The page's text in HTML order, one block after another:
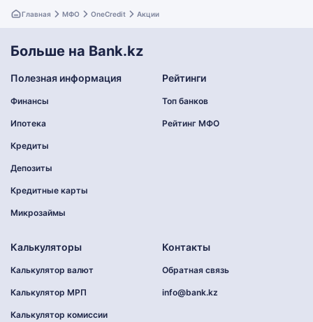
Главная МФО OneCredit Акции
Больше на Bank.kz
Полезная информация
Финансы
Ипотека
Кредиты
Депозиты
Кредитные карты
Микрозаймы
Рейтинги
Топ банков
Рейтинг МФО
Калькуляторы
Калькулятор валют
Калькулятор МРП
Калькулятор комиссии
Контакты
Обратная связь
info@bank.kz